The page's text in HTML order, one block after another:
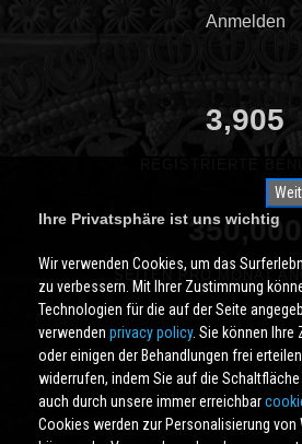
Anmelden
3,905
350,000
SEITEN PRO MONAT
Ihre Privatsphäre ist uns wichtig
Wir verwenden Cookies, um das
zu verbessern. Mit Ihrer Zustimmung
Technologien für die auf der Seite
verwenden privacy policy. Sie können Ihre
oder einigen der Behandlungen frei
widerrufen, indem Sie auf die Schaltfläche
auch durch unsere immer erreichbar
Cookies werden zur Personalisierung von